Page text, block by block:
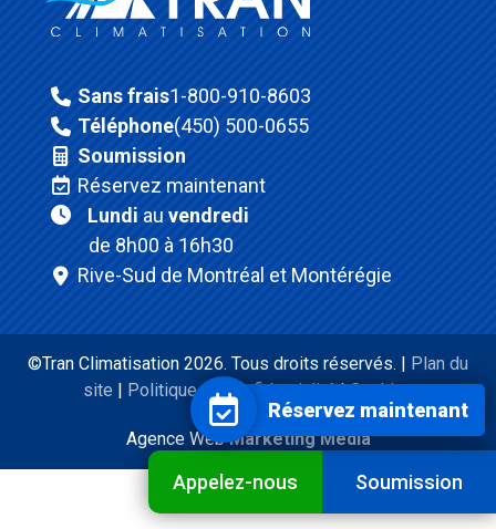
Sans frais1-800-910-8603
Téléphone(450) 500-0655
Soumission
Réservez maintenant
Lundi au vendredi
de 8h00 à 16h30
Rive-Sud de Montréal et Montérégie
©Tran Climatisation 2026. Tous droits réservés. |
Plan du
site
Politique de confidentialité|Cookies
Agence WebMarketing Media
Appelez-nous Soumission
Réservez maintenant